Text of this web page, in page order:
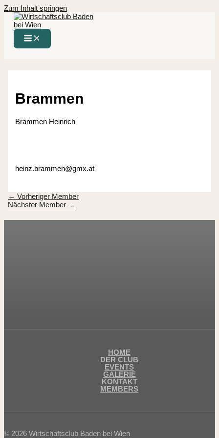
Zum Inhalt springen
Brammen
Brammen Heinrich
heinz.brammen@gmx.at
← Vorheriger Member
Nächster Member →
HOME
DER CLUB
EVENTS
GALERIE
KONTAKT
MEMBERS
© 2026 Wirtschaftsclub Baden bei Wien